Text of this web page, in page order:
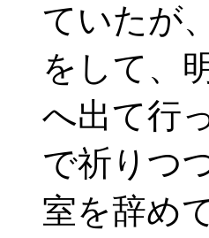
ていたが
をして、
へ出て行
で祈りつ
室を辞め